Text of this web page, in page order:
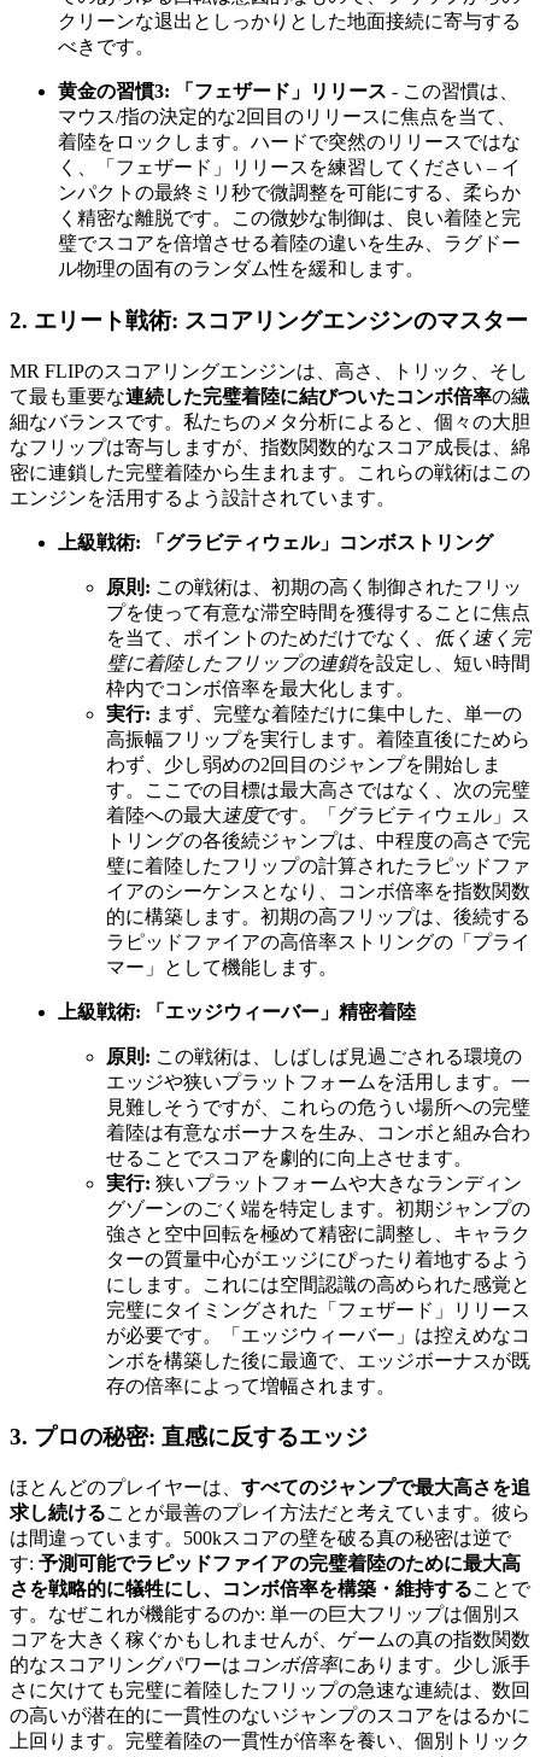
クリーンな退出としっかりとした地面接続に寄与する
べきです。
黄金の習慣3: 「フェザード」リリース - この習慣は、
マウス/指の決定的な2回目のリリースに焦点を当て、
着陸をロックします。ハードで突然のリリースではな
く、「フェザード」リリースを練習してください – イ
ンパクトの最終ミリ秒で微調整を可能にする、柔らか
く精密な離脱です。この微妙な制御は、良い着陸と完
璧でスコアを倍増させる着陸の違いを生み、ラグドー
ル物理の固有のランダム性を緩和します。
2. エリート戦術: スコアリングエンジンのマスター
MR FLIPのスコアリングエンジンは、高さ、トリック、そし
て最も重要な連続した完璧着陸に結びついたコンボ倍率の繊
細なバランスです。私たちのメタ分析によると、個々の大胆
なフリップは寄与しますが、指数関数的なスコア成長は、綿
密に連鎖した完璧着陸から生まれます。これらの戦術はこの
エンジンを活用するよう設計されています。
上級戦術: 「グラビティウェル」コンボストリング
原則: この戦術は、初期の高く制御されたフリッ
プを使って有意な滞空時間を獲得することに焦点
を当て、ポイントのためだけでなく、 低く速く完
璧に着陸したフリップの連鎖を設定し、短い時間
枠内でコンボ倍率を最大化します。
実行: まず、完璧な着陸だけに集中した、単一の
高振幅フリップを実行します。着陸直後にためら
わず、少し弱めの2回目のジャンプを開始しま
す。ここでの目標は最大高さではなく、次の完璧
着陸への最大速度です。「グラビティウェル」ス
トリングの各後続ジャンプは、中程度の高さで完
璧に着陸したフリップの計算されたラピッドファ
イアのシーケンスとなり、コンボ倍率を指数関数
的に構築します。初期の高フリップは、後続する
ラピッドファイアの高倍率ストリングの「プライ
マー」として機能します。
上級戦術: 「エッジウィーバー」精密着陸
原則: この戦術は、しばしば見過ごされる環境の
エッジや狭いプラットフォームを活用します。一
見難しそうですが、これらの危うい場所への完璧
着陸は有意なボーナスを生み、コンボと組み合わ
せることでスコアを劇的に向上させます。
実行: 狭いプラットフォームや大きなランディン
グゾーンのごく端を特定します。初期ジャンプの
強さと空中回転を極めて精密に調整し、キャラク
ターの質量中心がエッジにぴったり着地するよう
にします。これには空間認識の高められた感覚と
完璧にタイミングされた「フェザード」リリース
が必要です。「エッジウィーバー」は控えめなコ
ンボを構築した後に最適で、エッジボーナスが既
存の倍率によって増幅されます。
3. プロの秘密: 直感に反するエッジ
ほとんどのプレイヤーは、 すべてのジャンプで最大高さを追
求し続けることが最善のプレイ方法だと考えています。彼ら
は間違っています。500kスコアの壁を破る真の秘密は逆で
す: 予測可能でラピッドファイアの完璧着陸のために最大高
さを戦略的に犠牲にし、コンボ倍率を構築・維持することで
す。なぜこれが機能するのか: 単一の巨大フリップは個別ス
コアを大きく稼ぐかもしれませんが、ゲームの真の指数関数
的なスコアリングパワーはコンボ倍率にあります。少し派手
さに欠けても完璧に着陸したフリップの急速な連続は、数回
の高いが潜在的に一貫性のないジャンプのスコアをはるかに
上回ります。完璧着陸の一貫性が倍率を養い、個別トリック